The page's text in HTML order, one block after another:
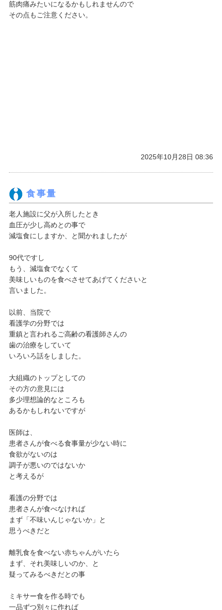
筋肉痛みたいになるかもしれませんので
その点もご注意ください。
2025年10月28日 08:36
食事量
老人施設に父が入所したとき
血圧が少し高めとの事で
減塩食にしますか、と聞かれましたが
90代ですし
もう、減塩食でなくて
美味しいものを食べさせてあげてくださいと
言いました。
以前、当院で
看護学の分野では
重鎮と言われるご高齢の看護師さんの
歯の治療をしていて
いろいろ話をしました。
大組織のトップとしての
その方の意見には
多少理想論的なところも
あるかもしれないですが
医師は、
患者さんが食べる食事量が少ない時に
食欲がないのは
調子が悪いのではないか
と考えるが
看護の分野では
患者さんが食べなければ
まず「不味いんじゃないか」と
思うべきだと
離乳食を食べない赤ちゃんがいたら
まず、それ美味しいのか、と
疑ってみるべきだとの事
ミキサー食を作る時でも
一品ずつ別々に作れば